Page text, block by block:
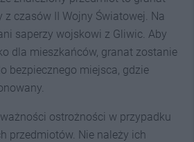
czasów II Wojny Światowej. Na
saperzy wojskowi z Gliwic. Aby
dla mieszkańców, granat zostanie
bezpiecznego miejsca, gdzie
ostrożności w przypadku
przedmiotów. Nie należy ich